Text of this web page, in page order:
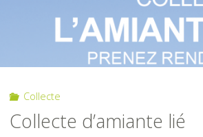
Collecte
Collecte d’amiante lié